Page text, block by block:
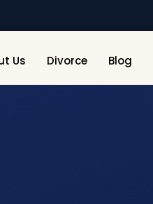
Us Divorce Blog